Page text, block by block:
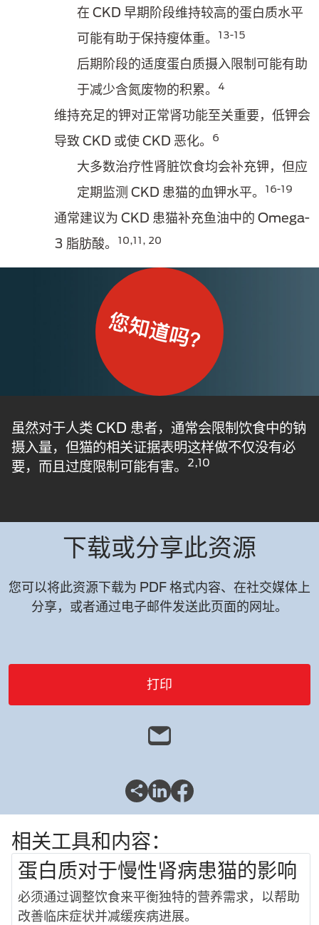
在 CKD 早期阶段维持较高的蛋白质水平
可能有助于保持瘦体重。
13-15
后期阶段的适度蛋白质摄入限制可能有助
于减少含氮废物的积累。
4
维持充足的钾对正常肾功能至关重要，低钾会
导致 CKD 或使 CKD 恶化。
6
大多数治疗性肾脏饮食均会补充钾，但应
定期监测 CKD 患猫的血钾水平。
16-19
通常建议为 CKD 患猫补充鱼油中的 Omega-
3 脂肪酸。
10,11, 20
虽然对于人类 CKD 患者，通常会限制饮食中的钠
摄入量，但猫的相关证据表明这样做不仅没有必
要，而且过度限制可能有害。
2,10
下载或分享此资源
您可以将此资源下载为 PDF 格式内容、在社交媒体上
分享，或者通过电子邮件发送此页面的网址。
打印
相关工具和内容：
蛋白质对于慢性肾病患猫的影响
必须通过调整饮食来平衡独特的营养需求，以帮助
改善临床症状并减缓疾病进展。